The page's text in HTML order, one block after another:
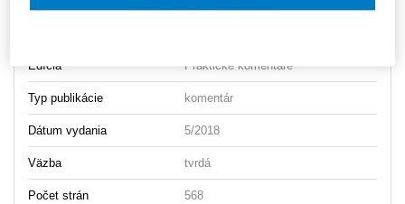
Edícia Praktické komentáre
Typ publikácie komentár
Dátum vydania 5/2018
Väzba tvrdá
Počet strán 568